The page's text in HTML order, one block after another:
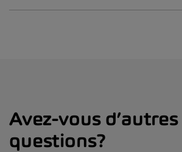
Avez-vous d’autres
questions?